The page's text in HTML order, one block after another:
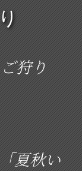
狩り
夏秋い